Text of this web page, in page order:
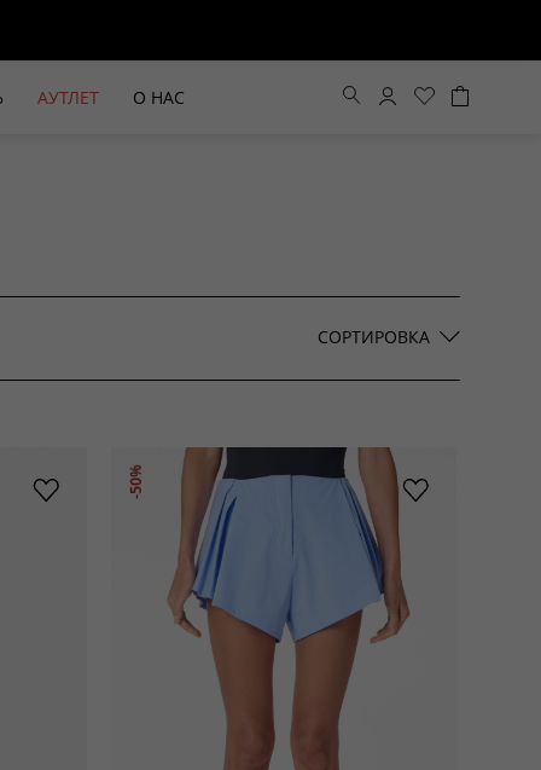
КРОЯ HAYDA
БЕЖЕВЫЙ КОСТЮМНЫЙ ЖИЛЕТ
HIDA
АУТЛЕТ О НАС
СОРТИРОВКА
Цена по убыванию
-50%